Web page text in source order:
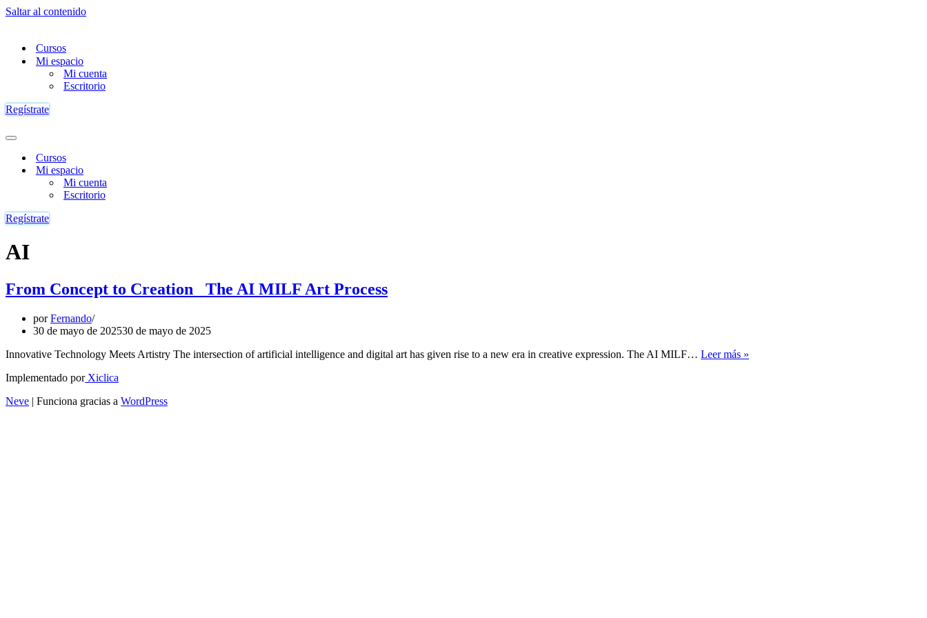
Saltar al contenido
Cursos
Mi espacio
Mi cuenta
Escritorio
Regístrate
Menú
navegación
Cursos
Mi espacio
Mi cuenta
Escritorio
Regístrate
AI
From Concept to Creation_ The AI MILF Art Process
porFernando
30 de mayo de 202530 de mayo de 2025
Innovative Technology Meets Artistry The intersection of artificial intelligence and digital art has given rise to a new era in creative expression. The AI MILF… Leer más »
Implementado porXiclica
Neve | Funciona gracias a WordPress